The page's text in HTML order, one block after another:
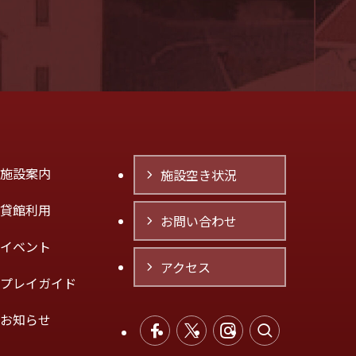
施設案内
貸館利用
イベント
プレイガイド
お知らせ
施設空き状況
お問い合わせ
アクセス